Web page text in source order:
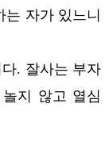
자가 있느니
. 잘사는 부자
지 않고 열심